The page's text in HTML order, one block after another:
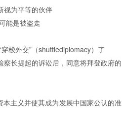
视为平等的伙伴
能是被盗走
穿梭外交”（shuttlediplomacy）了
长提起的诉讼后，同意将拜登政府的
本主义并使其成为发展中国家公认的准